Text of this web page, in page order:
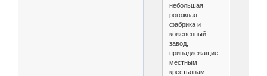
небольшая
рогожная
фабрика и
кожевенный
завод,
принадлежащие
местным
крестьянам;